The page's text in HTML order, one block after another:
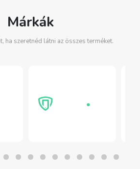
Márkák
ha szeretnéd látni az összes terméket.